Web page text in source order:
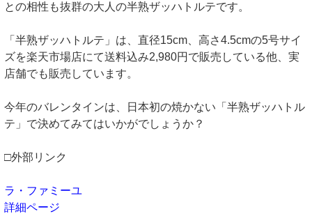
との相性も抜群の大人の半熟ザッハトルテです。
「半熟ザッハトルテ」は、直径15cm、高さ4.5cmの5号サイ
ズを楽天市場店にて送料込み2,980円で販売している他、実
店舗でも販売しています。
今年のバレンタインは、日本初の焼かない「半熟ザッハトル
テ」で決めてみてはいかがでしょうか？
□外部リンク
ラ・ファミーユ
詳細ページ